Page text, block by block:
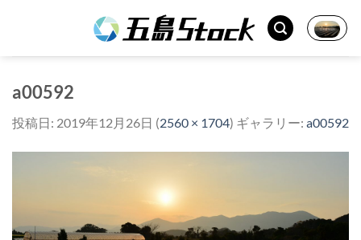
a00592
投稿日: 2019年12月26日 (2560 × 1704) ギャラリー: a00592